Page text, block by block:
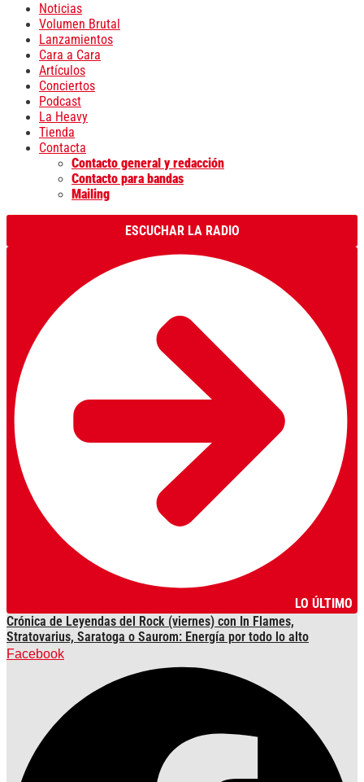
Noticias
Volumen Brutal
Lanzamientos
Cara a Cara
Artículos
Conciertos
Podcast
La Heavy
Tienda
Contacta
Contacto general y redacción
Contacto para bandas
Mailing
ESCUCHAR LA RADIO
LO ÚLTIMO
Crónica de Leyendas del Rock (viernes) con In Flames,
Stratovarius, Saratoga o Saurom: Energía por todo lo alto
Facebook